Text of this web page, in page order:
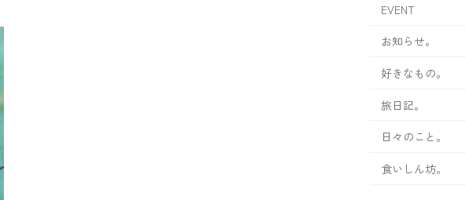
EVENT
お知らせ。
好きなもの。
旅日記。
日々のこと。
食いしん坊。